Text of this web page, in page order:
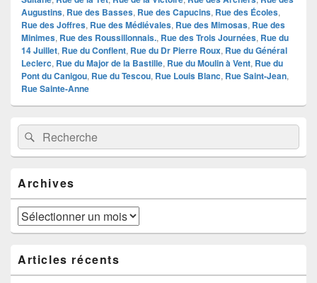
Augustins, Rue des Basses, Rue des Capucins, Rue des Écoles,
Rue des Joffres, Rue des Médiévales, Rue des Mimosas, Rue des
Minimes, Rue des Roussillonnais., Rue des Trois Journées, Rue du
14 Juillet, Rue du Conflent, Rue du Dr Pierre Roux, Rue du Général
Leclerc, Rue du Major de la Bastille, Rue du Moulin à Vent, Rue du
Pont du Canigou, Rue du Tescou, Rue Louis Blanc, Rue Saint-Jean,
Rue Sainte-Anne
Zone
principale
de
widget
barre
latérale
Recherche :Rechercher
Archives
Archives
Articles récents